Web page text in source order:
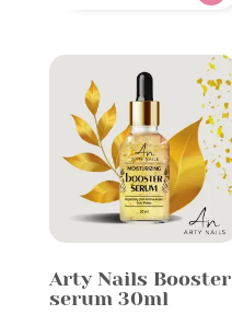
Arty Nails Booster
serum 30ml